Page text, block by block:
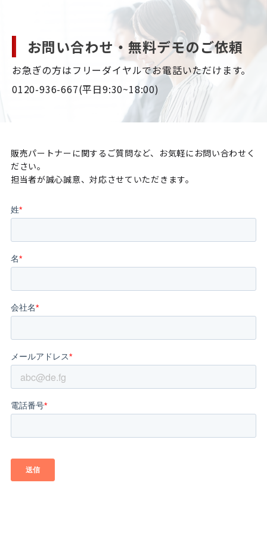
お問い合わせ・無料デモのご依頼
お急ぎの方はフリーダイヤルでお電話いただけます。
0120-936-667(平日9:30~18:00)
販売パートナーに関するご質問など、お気軽にお問い合わせく
ださい。
担当者が誠心誠意、対応させていただきます。